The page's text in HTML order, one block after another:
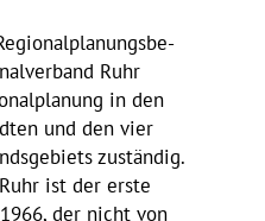
Ruhr
in den
und den vier
zuständig.
ist der erste
der nicht von